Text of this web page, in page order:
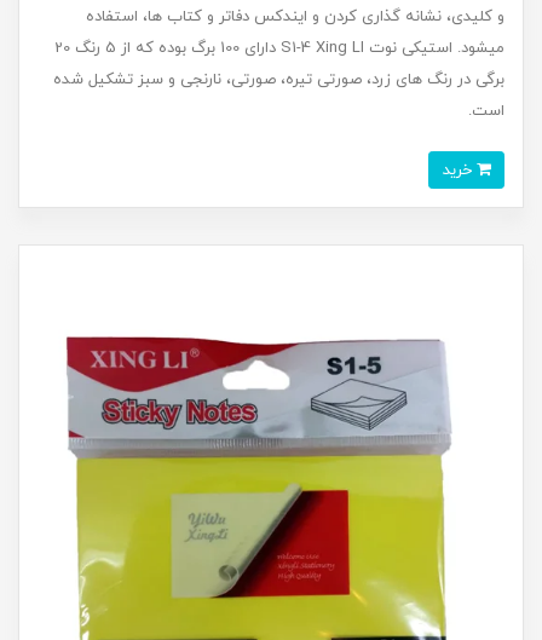
و کلیدی، نشانه گذاری کردن و ایندکس دفاتر و کتاب ها، استفاده
میشود. استیکی نوت S1-4 Xing LI دارای 100 برگ بوده که از 5 رنگ 20
برگی در رنگ های زرد، صورتی تیره، صورتی، نارنجی و سبز تشکیل شده
است.